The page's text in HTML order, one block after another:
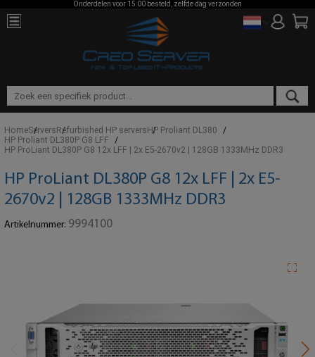
Onderdelen voor 15:00 besteld, zelfde dag verzonden
HomeServersRefurbished HP serversHP Proliant DL380
HP Proliant DL380P G8 LFF
HP ProLiant DL380P G8 12x LFF | 2x E5-2670v2 | 128GB 1333MHz DDR3
HP ProLiant DL380P G8 12x LFF | 2x E5-
2670v2 | 128GB 1333MHz DDR3
Artikelnummer: 9994100